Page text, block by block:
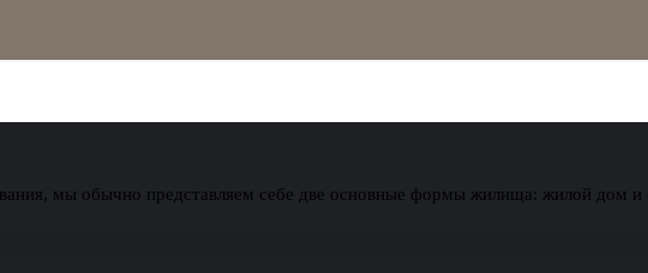
мы обычно представляем себе две основные формы жилища: жилой дом